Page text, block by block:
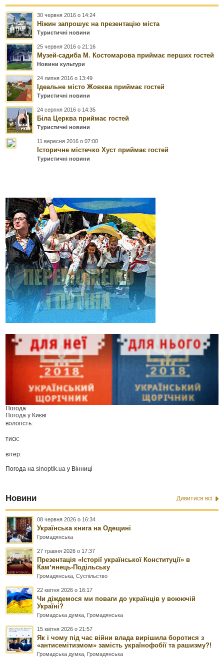
30 червня 2016 о 14:24
Ніжин запрошує на презентацію міста
Туристичні новини
25 червня 2016 о 21:16
Музей-садиба М. Костомарова приймає перших гостей
Новини культури
24 липня 2016 о 13:49
Ідеальне місто Жовква приймає гостей
Туристичні новини
24 серпня 2016 о 14:35
Біла Церква приймає гостей
Туристичні новини
11 вересня 2016 о 07:00
Історичне містечко Хуст приймає гостей
Туристичні новини
Погода
Погода у Києві
вологість:
тиск:
вітер:
Погода наsinoptik.ua у Вінниці
Новини Дивитися всі
08 червня 2026 о 16:34
Українська книга на Одещині
Громадянська
27 травня 2026 о 17:37
Презентація «Історії української Конституції» в
Камʼянець-Подільську
Громадянська ,Суспільство
22 квітня 2026 о 16:17
Чи діждемося ми поваги до українців у воюючій
Україні?
Громадська думка Громадянська
15 квітня 2026 о 21:57
Як і чому під час війни влада вирішила боротися з
«антисемітизмом» замість українофобії та рашизму?!
Громадська думка Громадянська